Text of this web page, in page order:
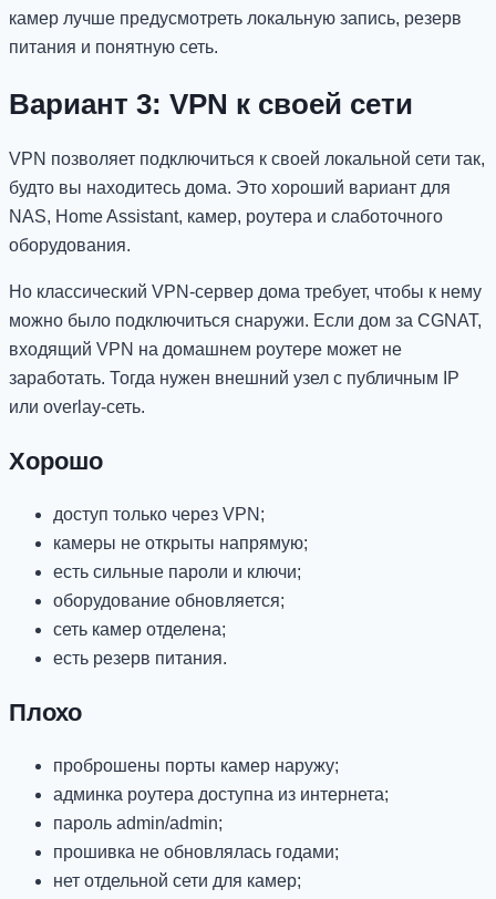
камер лучше предусмотреть локальную запись, резерв
питания и понятную сеть.
Вариант 3: VPN к своей сети
VPN позволяет подключиться к своей локальной сети так,
будто вы находитесь дома. Это хороший вариант для
NAS, Home Assistant, камер, роутера и слаботочного
оборудования.
Но классический VPN-сервер дома требует, чтобы к нему
можно было подключиться снаружи. Если дом за CGNAT,
входящий VPN на домашнем роутере может не
заработать. Тогда нужен внешний узел с публичным IP
или overlay-сеть.
Хорошо
доступ только через VPN;
камеры не открыты напрямую;
есть сильные пароли и ключи;
оборудование обновляется;
сеть камер отделена;
есть резерв питания.
Плохо
проброшены порты камер наружу;
админка роутера доступна из интернета;
пароль admin/admin;
прошивка не обновлялась годами;
нет отдельной сети для камер;